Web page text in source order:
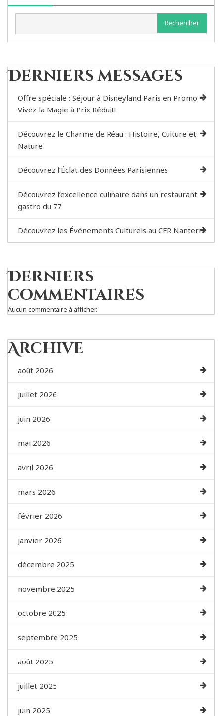
Rechercher
Derniers messages
Offre spéciale : Séjour à Disneyland Paris en Promo –
Vivez la Magie à Prix Réduit!
Découvrez le Charme de Réau : Histoire, Culture et
Nature
Découvrez l’Éclat des Données Parisiennes
Découvrez l’excellence culinaire dans un restaurant
gastro du 77
Découvrez les Événements Culturels au CER Nanterre
Derniers
commentaires
Aucun commentaire à afficher.
Archive
août 2026
juillet 2026
juin 2026
mai 2026
avril 2026
mars 2026
février 2026
janvier 2026
décembre 2025
novembre 2025
octobre 2025
septembre 2025
août 2025
juillet 2025
juin 2025